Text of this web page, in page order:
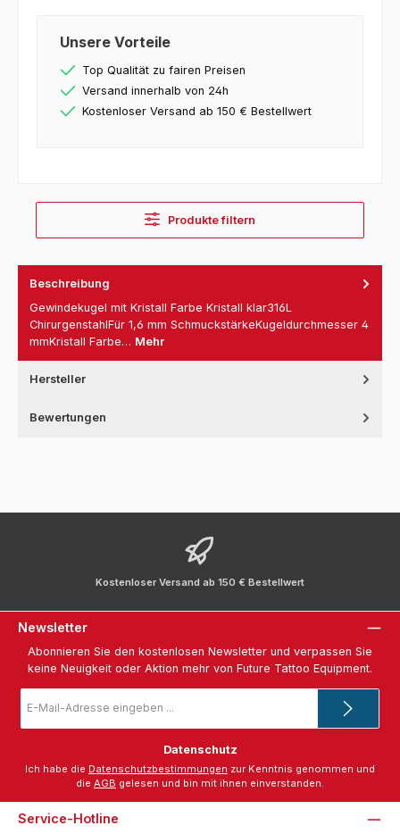
Unsere Vorteile
Top Qualität zu fairen Preisen
Versand innerhalb von 24h
Kostenloser Versand ab 150 € Bestellwert
Produkte filtern
Beschreibung
Gewindekugel mit Kristall Farbe Kristall klar316L
ChirurgenstahlFür 1,6 mm SchmuckstärkeKugeldurchmesser 4
mmKristall Farbe… Mehr
Hersteller
Bewertungen
Kostenloser Versand ab 150 € Bestellwert
Newsletter
Abonnieren Sie den kostenlosen Newsletter und verpassen Sie
keine Neuigkeit oder Aktion mehr von Future Tattoo Equipment.
Mail-
*
Datenschutz
Ich habe die Datenschutzbestimmungen zur Kenntnis genommen und
die AGB gelesen und bin mit ihnen einverstanden.
Service-Hotline